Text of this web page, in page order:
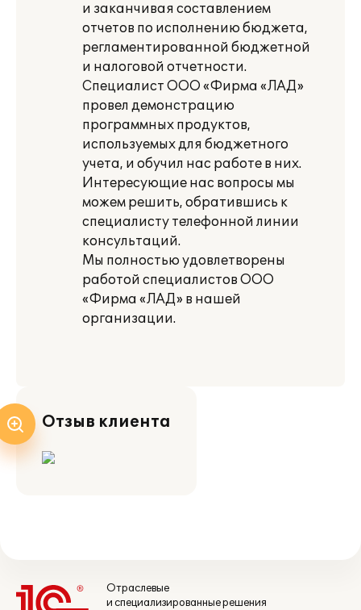
и заканчивая составлением
отчетов по исполнению бюджета,
регламентированной бюджетной
и налоговой отчетности.
Специалист ООО «Фирма «ЛАД»
провел демонстрацию
программных продуктов,
используемых для бюджетного
учета, и обучил нас работе в них.
Интересующие нас вопросы мы
можем решить, обратившись к
специалисту телефонной линии
консультаций.
Мы полностью удовлетворены
работой специалистов ООО
«Фирма «ЛАД» в нашей
организации.
Отзыв клиента
Отраслевые
и специализированные решения